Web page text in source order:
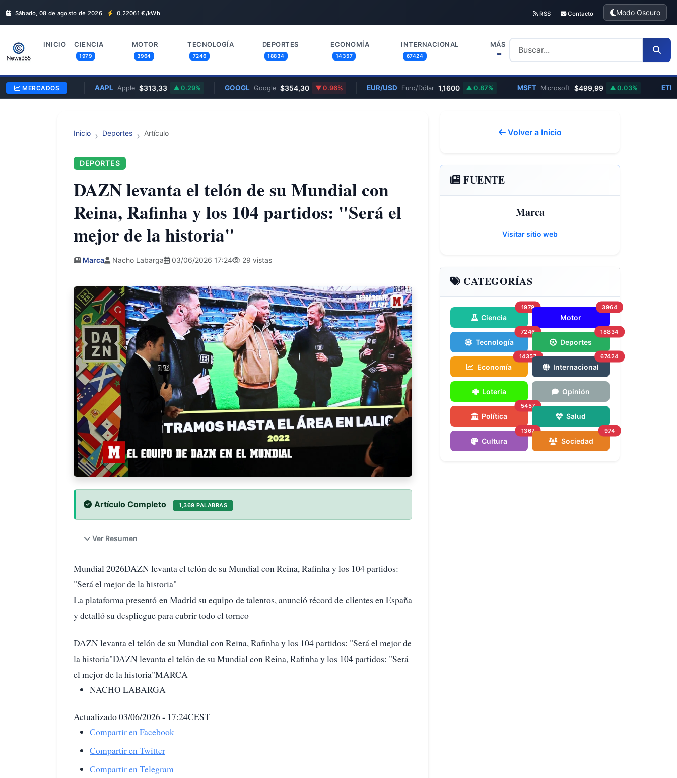
Sábado, 08 de agosto de 2026 0,22061 €/kWh RSS Contacto Modo Oscuro
INICIO CIENCIA
1979
MOTOR
3964
TECNOLOGÍA
7246
DEPORTES
18834
ECONOMÍA
14357
INTERNACIONAL
67424
MÁS
MERCADOS
2.83% Apple $313,33 0.29% GOOGL Google $354,30 0.96% EUR/USD Euro/Dólar 1,1600 0.87% Microsoft $499,99 0.03%
Inicio Deportes Artículo
DEPORTES
DAZN levanta el telón de su Mundial con
Reina, Rafinha y los 104 partidos: "Será el
mejor de la historia"
Marca Nacho Labarga 03/06/2026 17:24 29 vistas
Artículo Completo 1,369 PALABRAS
Ver Resumen
Mundial 2026DAZN levanta el telón de su Mundial con Reina, Rafinha y los 104 partidos:
"Será el mejor de la historia"
La plataforma presentó en Madrid su equipo de talentos, anunció récord de clientes en España
y detalló su despliegue para cubrir todo el torneo
DAZN levanta el telón de su Mundial con Reina, Rafinha y los 104 partidos: "Será el mejor de
la historia"DAZN levanta el telón de su Mundial con Reina, Rafinha y los 104 partidos: "Será
el mejor de la historia"MARCA
NACHO LABARGA
Actualizado 03/06/2026 - 17:24CEST
Compartir en Facebook
Compartir en Twitter
Compartir en Telegram
Volver a Inicio
FUENTE
Marca
Visitar sitio web
CATEGORÍAS
Ciencia
1979
Motor
3964
Tecnología
7246
Deportes
18834
Economía
14357
Internacional
67424
Loteria Opinión
Política
5457
Salud
Cultura
1367
Sociedad
974